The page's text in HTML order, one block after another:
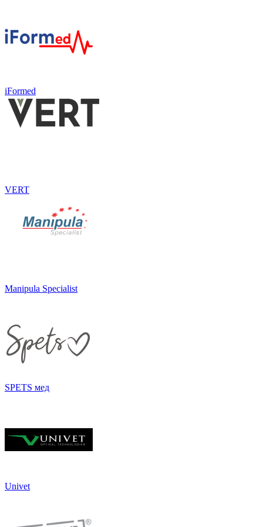
iFormed
VERT
Manipula Specialist
SPETS мед
Univet